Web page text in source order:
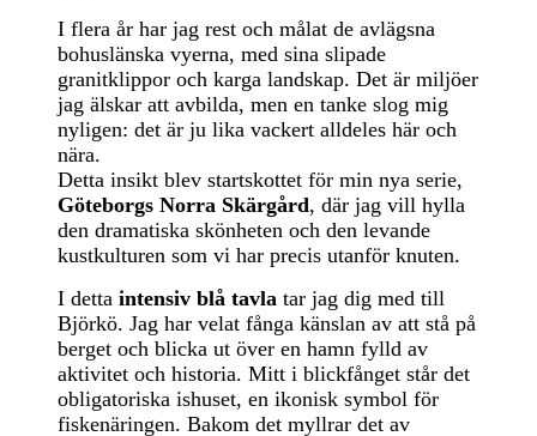
I flera år har jag rest och målat de avlägsna
bohuslänska vyerna, med sina slipade
granitklippor och karga landskap. Det är miljöer
jag älskar att avbilda, men en tanke slog mig
nyligen: det är ju lika vackert alldeles här och
nära.
Detta insikt blev startskottet för min nya serie,
Göteborgs Norra Skärgård, där jag vill hylla
den dramatiska skönheten och den levande
kustkulturen som vi har precis utanför knuten.
I detta intensiv blå tavla tar jag dig med till
Björkö. Jag har velat fånga känslan av att stå på
berget och blicka ut över en hamn fylld av
aktivitet och historia. Mitt i blickfånget står det
obligatoriska ishuset, en ikonisk symbol för
fiskenäringen. Bakom det myllrar det av